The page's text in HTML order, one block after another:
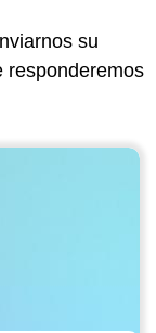
su
responderemos